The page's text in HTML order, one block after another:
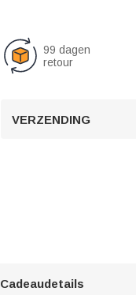
99 dagen
retour
VERZENDING
Cadeaudetails